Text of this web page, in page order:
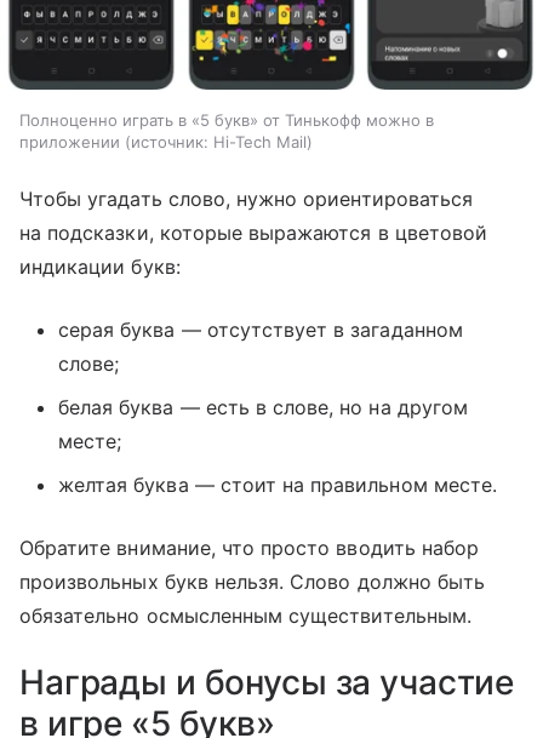
Полноценно играть в «5 букв» от Тинькофф можно в
приложении
источник: Hi-Tech Mail
Чтобы угадать слово, нужно ориентироваться
на подсказки, которые выражаются в цветовой
индикации букв:
серая буква — отсутствует в загаданном
слове;
белая буква — есть в слове, но на другом
месте;
желтая буква — стоит на правильном месте.
Обратите внимание, что просто вводить набор
произвольных букв нельзя. Слово должно быть
обязательно осмысленным существительным.
Награды и бонусы за участие
в игре «5 букв»